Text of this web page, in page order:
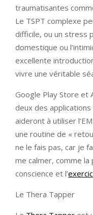
traumatisantes
Le TSPT complexe
difficile, ou un stress
domestique ou
excellente
vivre une véritable
Google Play Store et
deux des
aideront à utiliser
une routine de «
ne le fais pas, car je
me calmer, comme
conscience et l’
Le Thera Tapper